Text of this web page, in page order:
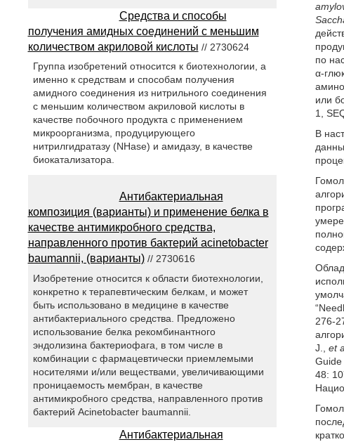
по
α-
или
1,
В
276-
J.,et
Guide
48:
Средства и способы
получения амидных соединений с меньшим
количеством акриловой кислоты // 2730624
Группа изобретений относится к биотехнологии, а
именно к средствам и способам получения
амидного соединения из нитрильного соединения
с меньшим количеством акриловой кислоты в
качестве побочного продукта с применением
микроорганизма, продуцирующего
нитрилгидратазу (NHase) и амидазу, в качестве
биокатализатора.
Антибактериальная
композиция (варианты) и применение белка в
качестве антимикробного средства,
направленного против бактерий acinetobacter
baumannii, (варианты)// 2730616
Изобретение относится к области биотехнологии,
конкретно к терапевтическим белкам, и может
быть использовано в медицине в качестве
антибактериального средства. Предложено
использование белка рекомбинантного
эндолизина бактериофага, в том числе в
комбинации с фармацевтически приемлемыми
носителями и/или веществами, увеличивающими
проницаемость мембран, в качестве
антимикробного средства, направленного против
бактерий Acinetobacter baumannii.
Антибактериальная